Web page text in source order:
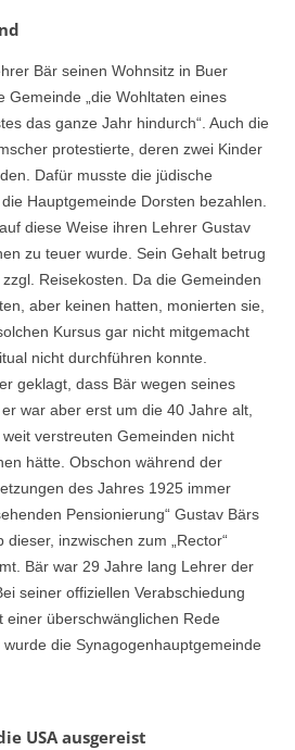
Bär seinen Wohnsitz in Buer
Gemeinde „die Wohltaten eines
das ganze Jahr hindurch“. Auch die
protestierte, deren zwei Kinder
Dafür musste die jüdische
Hauptgemeinde Dorsten bezahlen.
diese Weise ihren Lehrer Gustav
zu teuer wurde. Sein Gehalt betrug
Reisekosten. Da die Gemeinden
aber keinen hatten, monierten sie,
Kursus gar nicht mitgemacht
nicht durchführen konnte.
geklagt, dass Bär wegen seines
war aber erst um die 40 Jahre alt,
verstreuten Gemeinden nicht
hätte. Obschon während der
des Jahres 1925 immer
Pensionierung“ Gustav Bärs
inzwischen zum „Rector“
Bär war 29 Jahre lang Lehrer der
seiner offiziellen Verabschiedung
einer überschwänglichen Rede
die Synagogenhauptgemeinde
USA ausgereist